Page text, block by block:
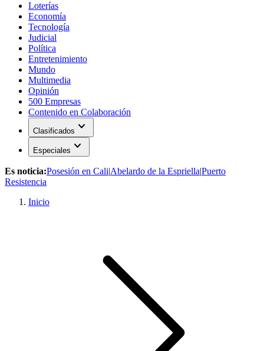
Loterías
Economía
Tecnología
Judicial
Política
Entretenimiento
Mundo
Multimedia
Opinión
500 Empresas
Contenido en Colaboración
Clasificados expand_more
Especiales expand_more
Es noticia:Posesión en Cali|Abelardo de la Espriella|Puerto
Resistencia
Inicio